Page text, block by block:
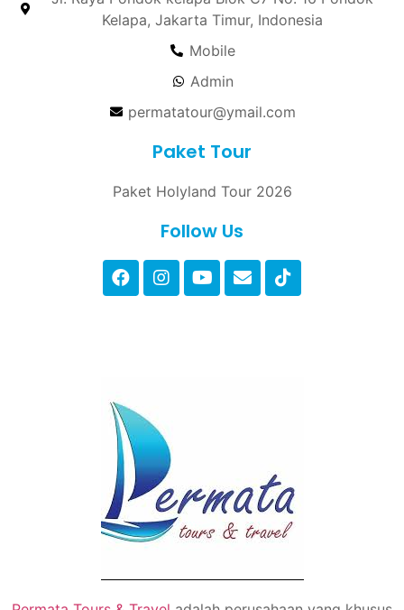
Kelapa, Jakarta Timur, Indonesia
Mobile
Admin
permatatour@ymail.com
Paket Tour
Paket Holyland Tour 2026
Follow Us